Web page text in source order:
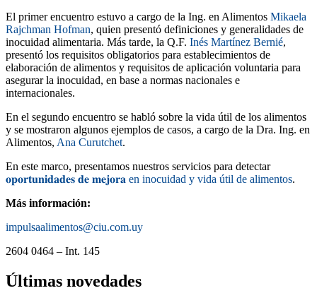
El primer encuentro estuvo a cargo de la Ing. en Alimentos Mikaela
Rajchman Hofman, quien presentó definiciones y generalidades de
inocuidad alimentaria. Más tarde, la Q.F. Inés Martínez Bernié,
presentó los requisitos obligatorios para establecimientos de
elaboración de alimentos y requisitos de aplicación voluntaria para
asegurar la inocuidad, en base a normas nacionales e
internacionales.
En el segundo encuentro se habló sobre la vida útil de los alimentos
y se mostraron algunos ejemplos de casos, a cargo de la Dra. Ing. en
Alimentos, Ana Curutchet.
En este marco, presentamos nuestros servicios para detectar
𝐨𝐩𝐨𝐫𝐭𝐮𝐧𝐢𝐝𝐚𝐝𝐞𝐬 𝐝𝐞 𝐦𝐞𝐣𝐨𝐫𝐚 en inocuidad y vida útil de alimentos.
Más información:
impulsaalimentos@ciu.com.uy
2604 0464 – Int. 145
Últimas novedades